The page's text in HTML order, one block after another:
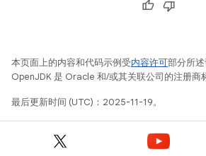
本页面上的内容和代码示例受内容许可部分所
OpenJDK 是 Oracle 和/或其关联公司的注册商
最后更新时间 (UTC)：2025-11-19。